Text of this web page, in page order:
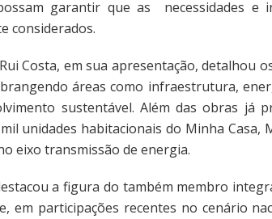
garantir que as necessidades e
considerados.
Costa, em sua apresentação, detalhou
áreas como infraestrutura,
sustentável. Além das obras já
unidades habitacionais do Minha Casa,
eixo transmissão de energia.
a figura do também membro
em participações recentes no cenário